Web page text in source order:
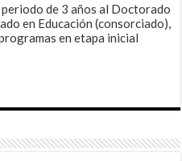
de 3 años al Doctorado
en Educación (consorciado),
en etapa inicial